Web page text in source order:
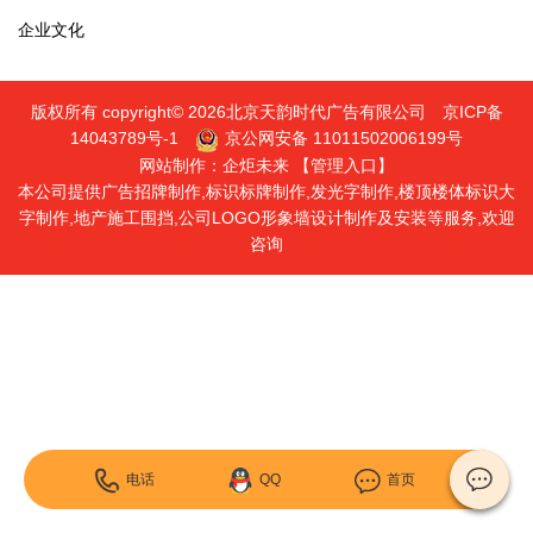
企业文化
版权所有 copyright© 2026北京天韵时代广告有限公司 京ICP备
14043789号-1
京公网安备 11011502006199号
网站制作： 企炬未来
【管理入口】
本公司提供广告招牌制作,标识标牌制作,发光字制作,楼顶楼体标识大
字制作,地产施工围挡,公司LOGO形象墙设计制作及安装等服务,欢迎
咨询
电话 QQ 首页